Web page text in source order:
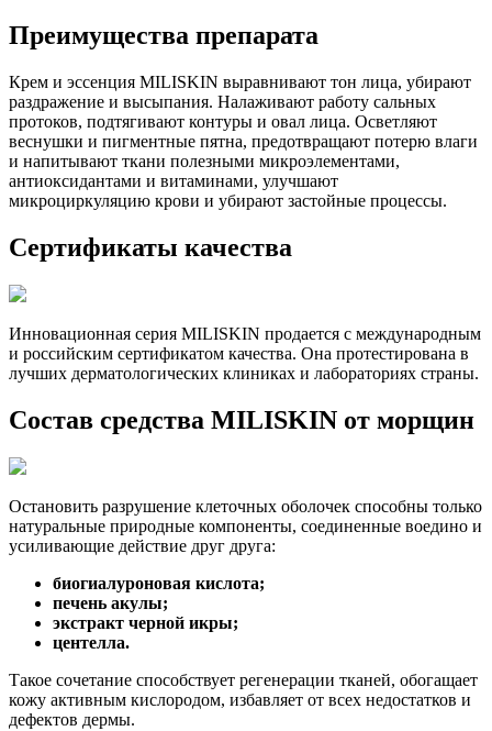
Преимущества препарата
Крем и эссенция MILISKIN выравнивают тон лица, убирают
раздражение и высыпания. Налаживают работу сальных
протоков, подтягивают контуры и овал лица. Осветляют
веснушки и пигментные пятна, предотвращают потерю влаги
и напитывают ткани полезными микроэлементами,
антиоксидантами и витаминами, улучшают
микроциркуляцию крови и убирают застойные процессы.
Сертификаты качества
Инновационная серия MILISKIN продается с международным
и российским сертификатом качества. Она протестирована в
лучших дерматологических клиниках и лабораториях страны.
Состав средства MILISKIN от морщин
Остановить разрушение клеточных оболочек способны только
натуральные природные компоненты, соединенные воедино и
усиливающие действие друг друга:
биогиалуроновая кислота;
печень акулы;
экстракт черной икры;
центелла.
Такое сочетание способствует регенерации тканей, обогащает
кожу активным кислородом, избавляет от всех недостатков и
дефектов дермы.